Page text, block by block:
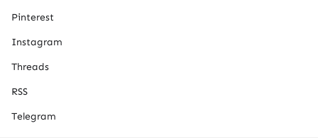
Pinterest
Instagram
Threads
RSS
Telegram